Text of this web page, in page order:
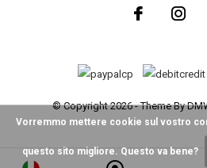
© Copyright2026- Theme By
Vorremmo mettere cookie sul vostro
questo sito migliore. Questo va bene?